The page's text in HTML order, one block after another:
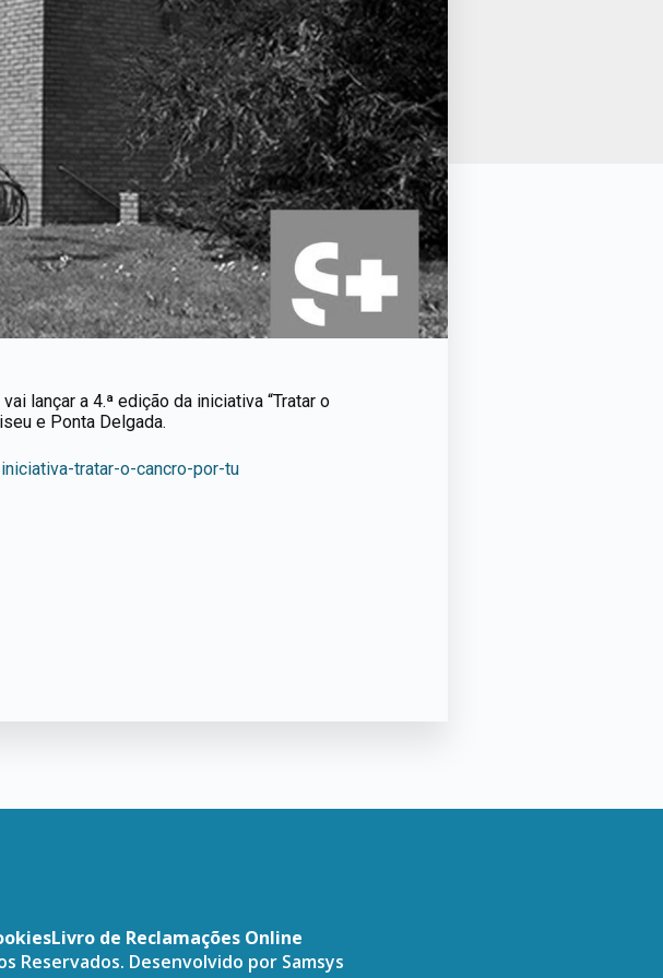
lançar a 4.ª edição da iniciativa “Tratar o
e Ponta Delgada.
tratar-o-cancro-por-tu
Livro de Reclamações Online
Reservados. Desenvolvido por Samsys